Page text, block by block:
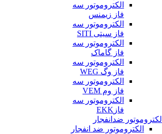
الکتروموتور سه
فاز زیمنس
الکتروموتور سه
فاز سیتی SITI
الکتروموتور سه
فاز گاماک
الکتروموتور سه
فاز وگ WEG
الکتروموتور سه
فاز وم VEM
الکتروموتور سه
فازEKK
الکتروموتور ضدانفجار
الکتروموتور ضد انفجار